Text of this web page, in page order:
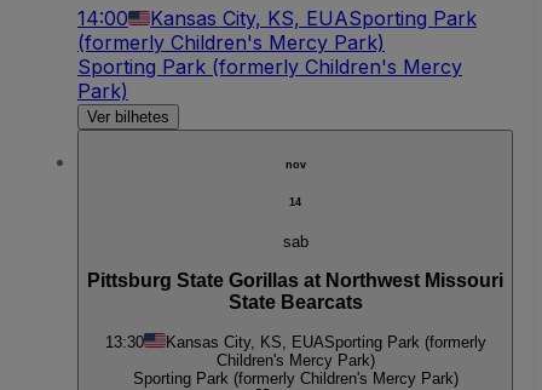
14:00 Kansas City, KS, EUASporting Park
(formerly Children's Mercy Park)
Sporting Park (formerly Children's Mercy
Park)
Ver bilhetes
nov
14
sab
Pittsburg State Gorillas at Northwest Missouri
State Bearcats
13:30 Kansas City, KS, EUASporting Park (formerly
Children's Mercy Park)
Sporting Park (formerly Children's Mercy Park)